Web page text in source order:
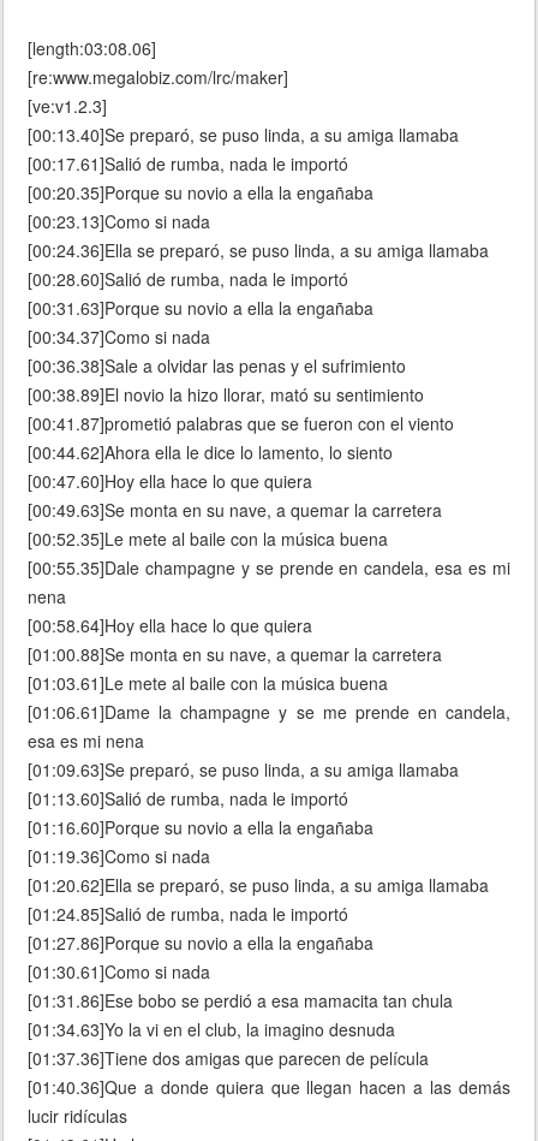
[length:03:08.06]
[re:www.megalobiz.com/lrc/maker]
[ve:v1.2.3]
[00:13.40]Se preparó, se puso linda, a su amiga llamaba
[00:17.61]Salió de rumba, nada le importó
[00:20.35]Porque su novio a ella la engañaba
[00:23.13]Como si nada
[00:24.36]Ella se preparó, se puso linda, a su amiga llamaba
[00:28.60]Salió de rumba, nada le importó
[00:31.63]Porque su novio a ella la engañaba
[00:34.37]Como si nada
[00:36.38]Sale a olvidar las penas y el sufrimiento
[00:38.89]El novio la hizo llorar, mató su sentimiento
[00:41.87]prometió palabras que se fueron con el viento
[00:44.62]Ahora ella le dice lo lamento, lo siento
[00:47.60]Hoy ella hace lo que quiera
[00:49.63]Se monta en su nave, a quemar la carretera
[00:52.35]Le mete al baile con la música buena
[00:55.35]Dale champagne y se prende en candela, esa es mi
nena
[00:58.64]Hoy ella hace lo que quiera
[01:00.88]Se monta en su nave, a quemar la carretera
[01:03.61]Le mete al baile con la música buena
[01:06.61]Dame la champagne y se me prende en candela,
esa es mi nena
[01:09.63]Se preparó, se puso linda, a su amiga llamaba
[01:13.60]Salió de rumba, nada le importó
[01:16.60]Porque su novio a ella la engañaba
[01:19.36]Como si nada
[01:20.62]Ella se preparó, se puso linda, a su amiga llamaba
[01:24.85]Salió de rumba, nada le importó
[01:27.86]Porque su novio a ella la engañaba
[01:30.61]Como si nada
[01:31.86]Ese bobo se perdió a esa mamacita tan chula
[01:34.63]Yo la vi en el club, la imagino desnuda
[01:37.36]Tiene dos amigas que parecen de película
[01:40.36]Que a donde quiera que llegan hacen a las demás
lucir ridículas